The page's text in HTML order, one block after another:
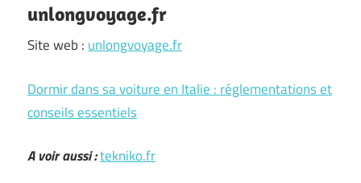
unlongvoyage.fr
Site web : unlongvoyage.fr
Dormir dans sa voiture en Italie : réglementations et
conseils essentiels
A voir aussi :tekniko.fr